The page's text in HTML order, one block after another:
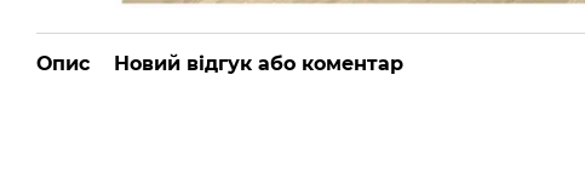
Опис Новий відгук або коментар